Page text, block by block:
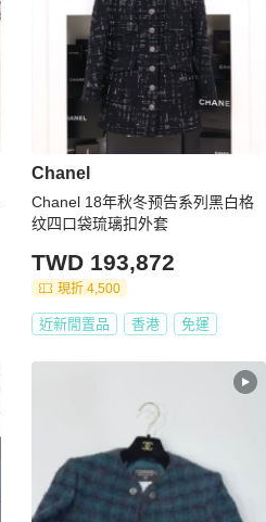
Chanel
Chanel 18年秋冬预告系列黑白格
纹四口袋琉璃扣外套
TWD 193,872
現折 4,500
近新閒置品 香港 免運